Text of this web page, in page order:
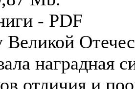
- PDF
Великой
наградная
отличия и